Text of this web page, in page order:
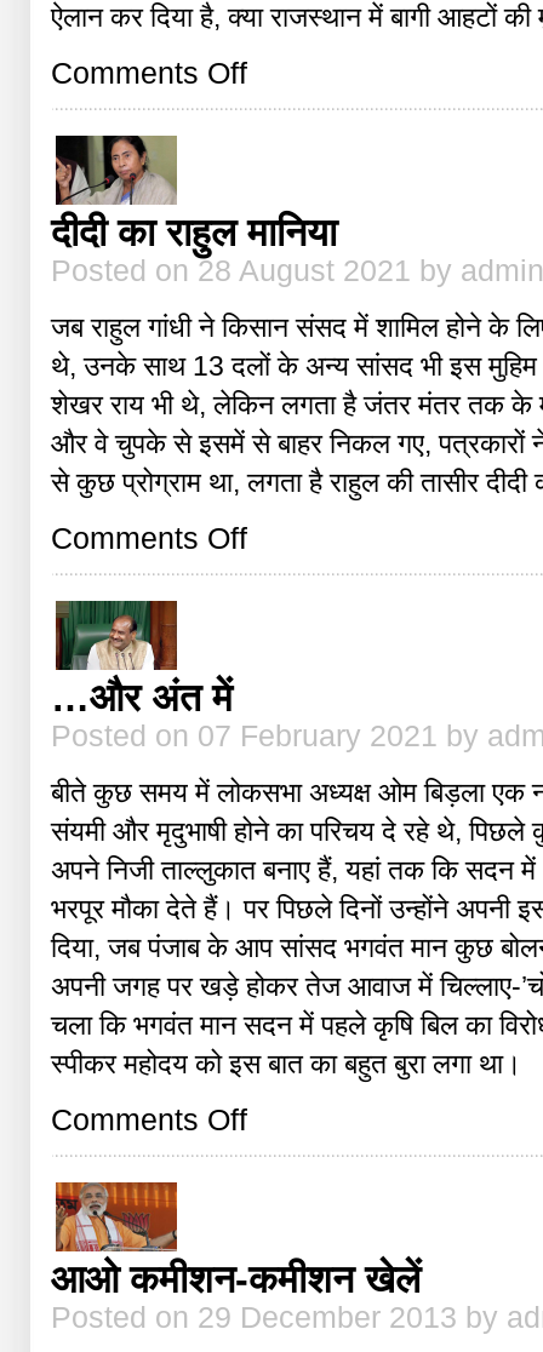
ऐलान कर दिया है, क्या राजस्थान में बागी आहटों की
Comments Offon
होगा
दीदी का राहुल मानिया
Posted on 28 August 2021 by
जब राहुल गांधी ने किसान संसद में शामिल होने के लिए
थे, उनके साथ 13 दलों के अन्य सांसद भी इस
शेखर राय भी थे, लेकिन लगता है जंतर मंतर तक के
और वे चुपके से इसमें से बाहर निकल गए, पत्रकारों ने
से कुछ प्रोग्राम था, लगता है राहुल की तासीर
Comments Offon
का
…और अंत में
Posted on 07 February 2021 by
बीते कुछ समय में लोकसभा अध्यक्ष ओम बिड़ला
संयमी और मृदुभाषी होने का परिचय दे रहे थे, पिछले
अपने निजी ताल्लुकात बनाए हैं, यहां तक कि सदन में
भरपूर मौका देते हैं। पर पिछले दिनों उन्होंने
दिया, जब पंजाब के आप सांसद भगवंत मान कुछ
अपनी जगह पर खड़े होकर तेज आवाज में चिल्लाए-
चला कि भगवंत मान सदन में पहले कृषि बिल का
स्पीकर महोदय को इस बात का बहुत बुरा लगा था।
Comments Offon
और
आओ कमीशन-कमीशन खेलें
Posted on 29 December 2013 by